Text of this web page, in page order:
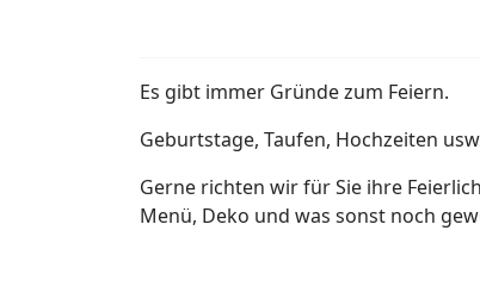
Es gibt immer Gründe zum Feiern.
Geburtstage, Taufen, Hochzeiten
Gerne richten wir für Sie ihre
Menü, Deko und was sonst noch